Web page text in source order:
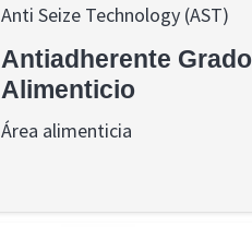
Anti Seize Technology (AST)
Antiadherente Grado
Alimenticio
Área alimenticia